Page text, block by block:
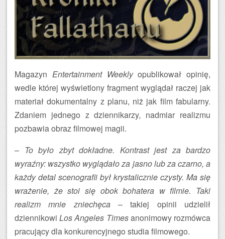
Magazyn Entertainment Weeklyopublikował opinię,
wedle której wyświetlony fragment wyglądał raczej jak
materiał dokumentalny z planu, niż jak film fabularny.
Zdaniem jednego z dziennikarzy, nadmiar realizmu
pozbawia obraz filmowej magii.
– To było zbyt dokładne. Kontrast jest za bardzo
wyraźny: wszystko wyglądało za jasno lub za czarno, a
każdy detal scenografii był krystalicznie czysty. Ma się
wrażenie, że stoi się obok bohatera w filmie. Taki
realizm mnie zniechęca– takiej opinii udzielił
dziennikowiLos Angeles Timesanonimowy rozmówca
pracujący dla konkurencyjnego studia filmowego.